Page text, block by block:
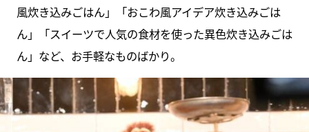
風炊き込みごはん」「おこわ風アイデア炊き込みごは
ん」「スイーツで人気の食材を使った異色炊き込みごは
ん」など、お手軽なものばかり。